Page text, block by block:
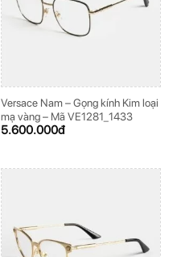
Versace Nam – Gọng kính Kim loại
mạ vàng – Mã VE1281_1433
5.600.000đ